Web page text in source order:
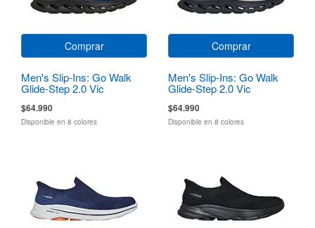
Comprar
Men's Slip-Ins: Go Walk
Glide-Step 2.0 Vic
$64.990
Disponible en 8 colores
Comprar
Men's Slip-Ins: Go Walk
Glide-Step 2.0 Vic
$64.990
Disponible en 8 colores